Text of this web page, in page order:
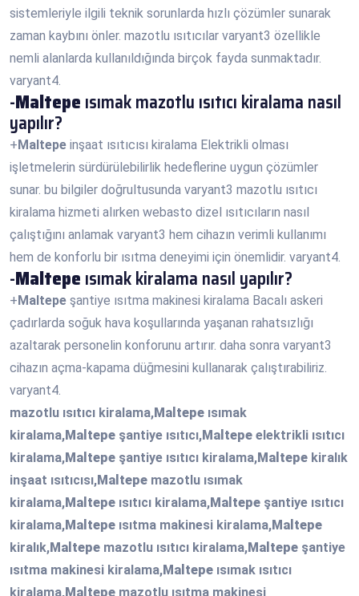
sistemleriyle ilgili teknik sorunlarda hızlı çözümler sunarak
zaman kaybını önler. mazotlu ısıtıcılar varyant3 özellikle
nemli alanlarda kullanıldığında birçok fayda sunmaktadır.
varyant4.
-Maltepe ısımak mazotlu ısıtıcı kiralama nasıl
yapılır?
+ Maltepe inşaat ısıtıcısı kiralama Elektrikli olması
işletmelerin sürdürülebilirlik hedeflerine uygun çözümler
sunar. bu bilgiler doğrultusunda varyant3 mazotlu ısıtıcı
kiralama hizmeti alırken webasto dizel ısıtıcıların nasıl
çalıştığını anlamak varyant3 hem cihazın verimli kullanımı
hem de konforlu bir ısıtma deneyimi için önemlidir. varyant4.
-Maltepe ısımak kiralama nasıl yapılır?
+ Maltepe şantiye ısıtma makinesi kiralama Bacalı askeri
çadırlarda soğuk hava koşullarında yaşanan rahatsızlığı
azaltarak personelin konforunu artırır. daha sonra varyant3
cihazın açma-kapama düğmesini kullanarak çalıştırabiliriz.
varyant4.
mazotlu ısıtıcı kiralama,Maltepe ısımak
kiralama,Maltepe şantiye ısıtıcı,Maltepe elektrikli ısıtıcı
kiralama,Maltepe şantiye ısıtıcı kiralama,Maltepe kiralık
inşaat ısıtıcısı,Maltepe mazotlu ısımak
kiralama,Maltepe ısıtıcı kiralama,Maltepe şantiye ısıtıcı
kiralama,Maltepe ısıtma makinesi kiralama,Maltepe
kiralık,Maltepe mazotlu ısıtıcı kiralama,Maltepe şantiye
ısıtma makinesi kiralama,Maltepe ısımak ısıtıcı
kiralama,Maltepe mazotlu ısıtma makinesi